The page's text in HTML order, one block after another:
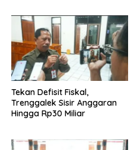
Tekan Defisit Fiskal,
Trenggalek Sisir Anggaran
Hingga Rp30 Miliar